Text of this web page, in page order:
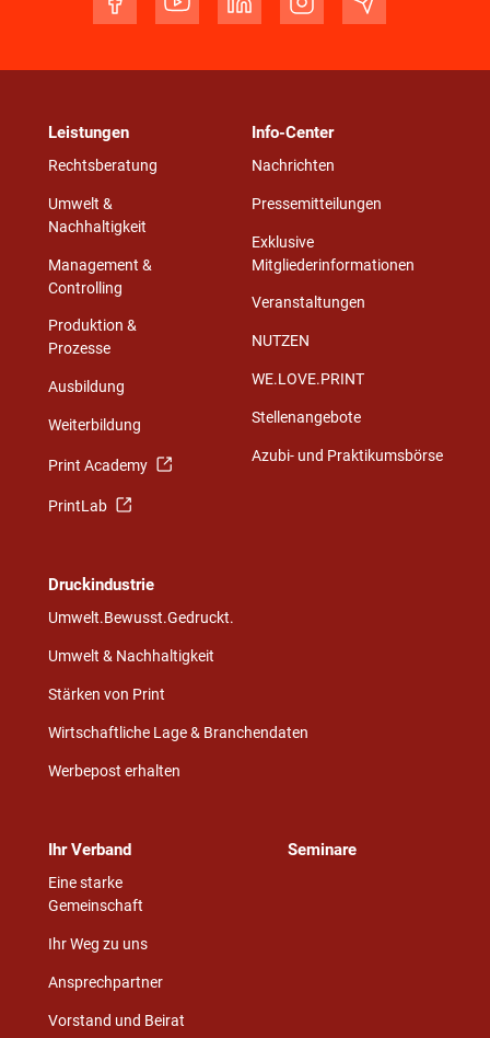
Leistungen
Rechtsberatung
Umwelt &
Nachhaltigkeit
Management &
Controlling
Produktion &
Prozesse
Ausbildung
Weiterbildung
Print Academy
PrintLab
Info-Center
Nachrichten
Pressemitteilungen
Exklusive
Mitgliederinformationen
Veranstaltungen
NUTZEN
WE.LOVE.PRINT
Stellenangebote
Azubi- und Praktikumsbörse
Druckindustrie
Umwelt.Bewusst.Gedruckt.
Umwelt & Nachhaltigkeit
Stärken von Print
Wirtschaftliche Lage & Branchendaten
Werbepost erhalten
Ihr Verband
Eine starke
Gemeinschaft
Ihr Weg zu uns
Ansprechpartner
Vorstand und Beirat
Seminare